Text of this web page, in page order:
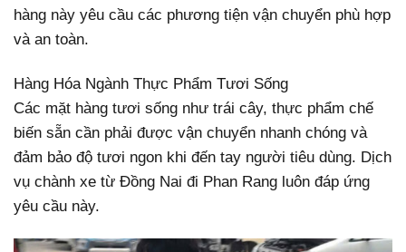
hàng này yêu cầu các phương tiện vận chuyển phù hợp
và an toàn.
Hàng Hóa Ngành Thực Phẩm Tươi Sống
Các mặt hàng tươi sống như trái cây, thực phẩm chế
biến sẵn cần phải được vận chuyển nhanh chóng và
đảm bảo độ tươi ngon khi đến tay người tiêu dùng. Dịch
vụ chành xe từ Đồng Nai đi Phan Rang luôn đáp ứng
yêu cầu này.